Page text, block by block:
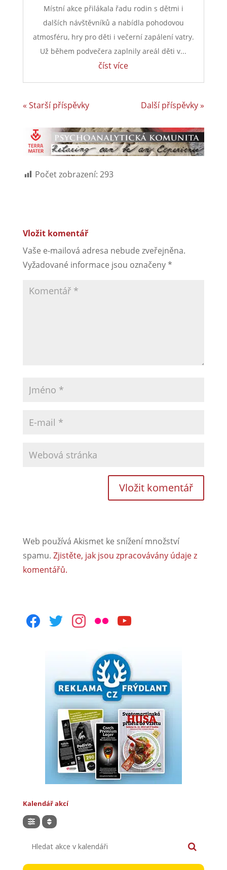
Místní akce přilákala řadu rodin s dětmi i
dalších návštěvníků a nabídla pohodovou
atmosféru, hry pro děti i večerní zapálení vatry.
Už během podvečera zaplnily areál děti v...
číst více
« Starší příspěvky Další příspěvky »
Počet zobrazení: 293
Vložit komentář
Vaše e-mailová adresa nebude zveřejněna.
Vyžadované informace jsou označeny*
Web používá Akismet ke snížení množství
spamu. Zjistěte, jak jsou zpracovávány údaje z
komentářů.
facebooktwitterinstagram
flickr youtube
Kalendář akcí